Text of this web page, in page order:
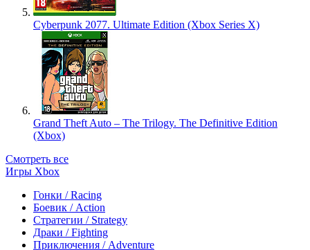
Cyberpunk 2077. Ultimate Edition (Xbox Series X)
Grand Theft Auto – The Trilogy. The Definitive Edition
(Xbox)
Смотреть все
Игры Xbox
Гонки / Racing
Боевик / Action
Стратегии / Strategy
Драки / Fighting
Приключения / Adventure